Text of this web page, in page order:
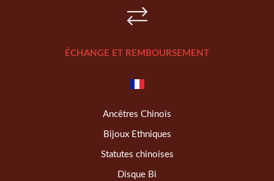
ÉCHANGE ET REMBOURSEMENT
Ancêtres Chinois
Bijoux Ethniques
Statutes chinoises
Disque Bi